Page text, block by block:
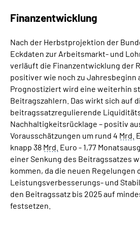
Finanzentwicklung
Nach der Herbstprojektion der
Eckdaten zur Arbeitsmarkt- und
verläuft die Finanzentwicklung der
positiver wie noch zu Jahresbeginn
Prognostiziert wird eine weiterhin
Beitragszahlern. Das wirkt sich auf
beitragssatzregulierende
Nachhaltigkeitsrücklage – positiv
Vorausschätzungen um rund 4 Mrd.
knapp 38 Mrd. Euro - 1,77
einer Senkung des Beitragssatzes
kommen, da die neuen Regelungen
Leistungsverbesserungs- und
den Beitragssatz bis 2025 auf
festsetzen.